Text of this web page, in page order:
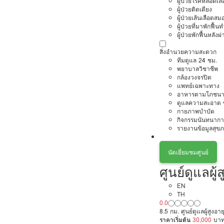
ผู้ป่วยติดเตียง
ผู้ป่วยเส้นเลือดสม
ผู้ป่วยที่มาพักฟื้น
ผู้ป่วยพักฟื้นหลังผ่
สิ่งอำนวยความสะดวก
ทีมดูแล 24 ชม.
พยาบาลวิชาชีพ
กล้องวงจรปิด
แพทย์เฉพาะทาง
อาหารตามโภชน
ดูแลความสะอาด
กายภาพบำบัด
กิจกรรมนันทนาก
รายงานข้อมูลสุข
นัดเยี่ยมชมศูนย์
ศูนย์ดูแลผู้
EN
TH
0.0
8.5 กม. ศูนย์ดูแลผู้สูงอา
ราคาเริ่มต้น 30,000 บา